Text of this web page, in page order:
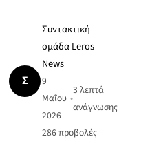
Σ
Συντακτική
ομάδα Leros
News
9
Μαΐου
2026
•
3 λεπτά
ανάγνωσης
286προβολές